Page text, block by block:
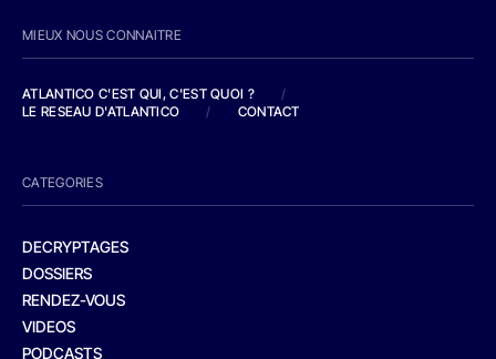
MIEUX NOUS CONNAITRE
ATLANTICO C'EST QUI, C'EST QUOI ?
/
LE RESEAU D'ATLANTICO
/ CONTACT
CATEGORIES
DECRYPTAGES
DOSSIERS
RENDEZ-VOUS
VIDEOS
PODCASTS